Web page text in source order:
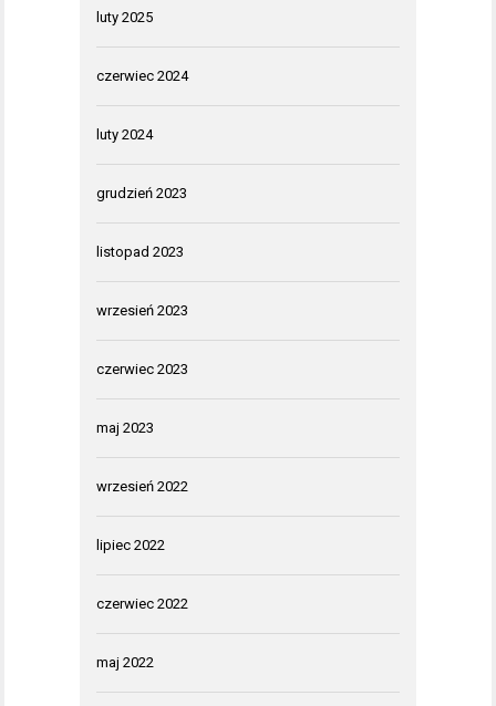
luty 2025
czerwiec 2024
luty 2024
grudzień 2023
listopad 2023
wrzesień 2023
czerwiec 2023
maj 2023
wrzesień 2022
lipiec 2022
czerwiec 2022
maj 2022